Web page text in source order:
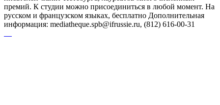
премий. К студии можно присоединиться в любой момент. На
русском и французском языках, бесплатно Дополнительная
информация: mediatheque.spb@ifrussie.ru, (812) 616-00-31